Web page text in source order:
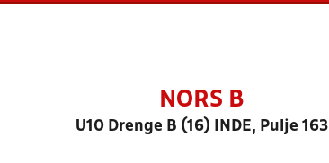
NORS B
U10 Drenge B (16) INDE, Pulje 163